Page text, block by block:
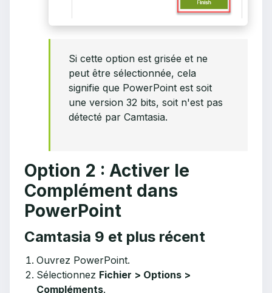
Si cette option est grisée et ne
peut être sélectionnée, cela
signifie que PowerPoint est soit
une version 32 bits, soit n'est pas
détecté par Camtasia.
Option 2 : Activer le
Complément dans
PowerPoint
Camtasia 9 et plus récent
Ouvrez PowerPoint.
Sélectionnez Fichier > Options >
Compléments.